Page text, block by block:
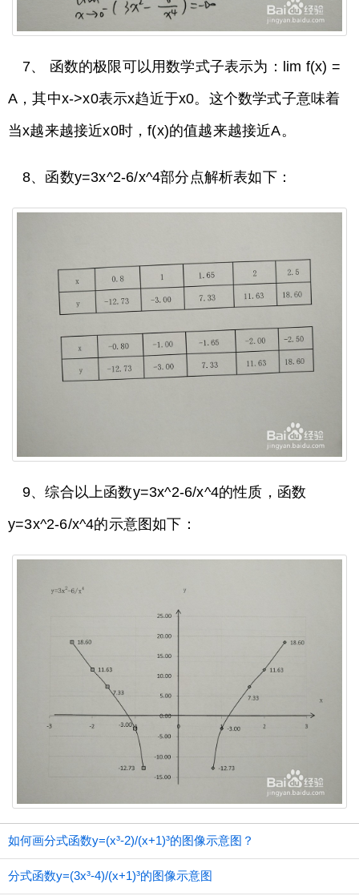
7、 函数的极限可以用数学式子表示为：lim f(x) =
A，其中x->x0表示x趋近于x0。这个数学式子意味着
当x越来越接近x0时，f(x)的值越来越接近A。
8、函数y=3x^2-6/x^4部分点解析表如下：
9、综合以上函数y=3x^2-6/x^4的性质，函数
y=3x^2-6/x^4的示意图如下：
如何画分式函数y=(x³-2)/(x+1)³的图像示意图？
分式函数y=(3x³-4)/(x+1)³的图像示意图